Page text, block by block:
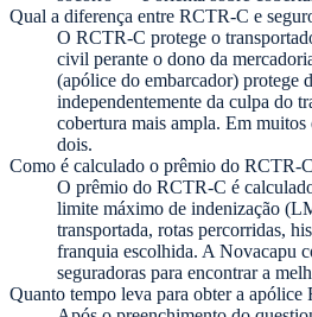
Qual a diferença entre RCTR-C e
O RCTR-C protege o
civil perante o dono da
(apólice do embarcador) protege
independentemente da culpa do
cobertura mais ampla. Em muitos
dois.
Como é calculado o prêmio do RCTR-
O prêmio do RCTR-C é
limite máximo de indenização
transportada, rotas percorridas,
franquia escolhida. A Novacapu
seguradoras para encontrar a
Quanto tempo leva para obter a